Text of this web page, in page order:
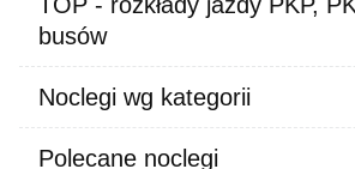
busów
Noclegi wg kategorii
Polecane noclegi